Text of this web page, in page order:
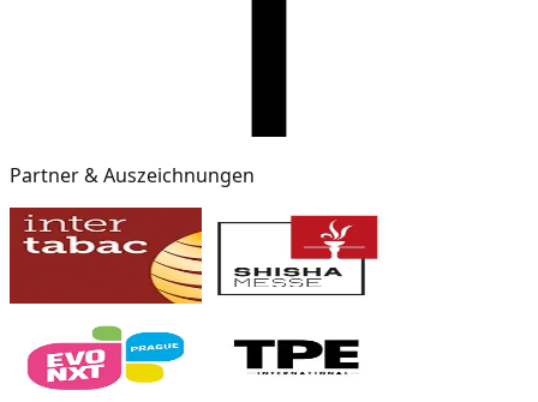
Partner & Auszeichnungen